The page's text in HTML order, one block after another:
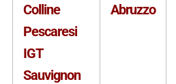
Colline
Pescaresi
IGT
Sauvignon
Abruzzo